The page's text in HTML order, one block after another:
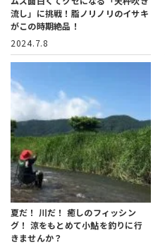
流し」に挑戦！ 脂ノリノリのイサキ
がこの時期絶品！
2024.7.8
夏だ！ 川だ！ 癒しのフィッシン
グ！ 涼をもとめて小鮎を釣りに行
きませんか？